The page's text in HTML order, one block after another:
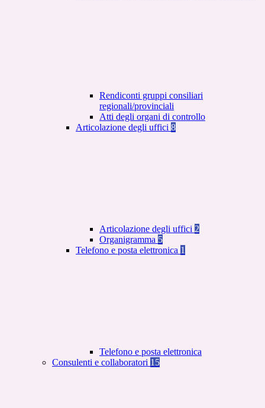
Rendiconti gruppi consiliari
regionali/provinciali
Atti degli organi di controllo
Articolazione degli uffici 8
Articolazione degli uffici 2
Organigramma 5
Telefono e posta elettronica 1
Telefono e posta elettronica
Consulenti e collaboratori 15